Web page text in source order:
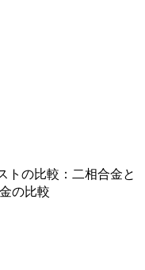
トの比較：二相合金と
の比較